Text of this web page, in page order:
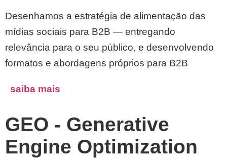
Desenhamos a estratégia de alimentação das
mídias sociais para B2B — entregando
relevância para o seu público, e desenvolvendo
formatos e abordagens próprios para B2B
saiba mais
GEO - Generative
Engine Optimization